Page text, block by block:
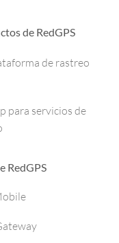
de RedGPS
de rastreo
para servicios de
RedGPS